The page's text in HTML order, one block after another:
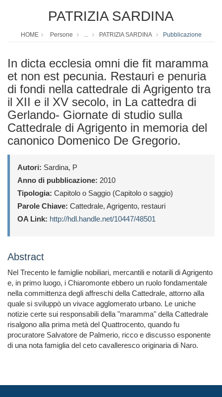
PATRIZIA SARDINA
HOME Persone ... PATRIZIA SARDINA Pubblicazione
In dicta ecclesia omni die fit maramma
et non est pecunia. Restauri e penuria
di fondi nella cattedrale di Agrigento tra
il XII e il XV secolo, in La cattedra di
Gerlando- Giornate di studio sulla
Cattedrale di Agrigento in memoria del
canonico Domenico De Gregorio.
Autori: Sardina, P
Anno di pubblicazione: 2010
Tipologia: Capitolo o Saggio (Capitolo o saggio)
Parole Chiave: Cattedrale, Agrigento, restauri
OA Link: http://hdl.handle.net/10447/48501
Abstract
Nel Trecento le famiglie nobiliari, mercantili e notarili di Agrigento
e, in primo luogo, i Chiaromonte ebbero un ruolo fondamentale
nella committenza degli affreschi della Cattedrale, attorno alla
quale si sviluppò un vivace agglomerato urbano. Le uniche
notizie certe sui responsabili della "maramma" della Cattedrale
risalgono alla prima metà del Quattrocento, quando fu
procuratore Salvatore de Palmerio, ricco e discusso esponente
di una nota famiglia del ceto cavalleresco originaria di Naro.